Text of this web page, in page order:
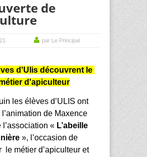
de
par Le Principal
d'Ulis découvrent le
d'apiculteur
les élèves d’ULIS ont
de Maxence
l’association « L’abeille
», l’occasion de
le métier d’apiculteur et